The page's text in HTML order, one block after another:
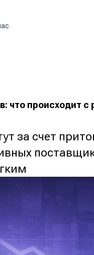
что происходит с
за счет